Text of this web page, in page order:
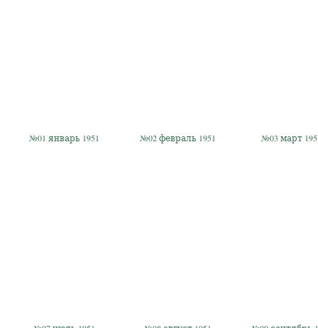
№01 январь 1951 №02 февраль 1951 №03 март